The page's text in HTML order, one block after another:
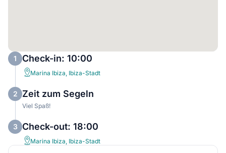
1 Check-in: 10:00
Marina Ibiza, Ibiza-Stadt
2 Zeit zum Segeln
Viel Spaß!
3 Check-out: 18:00
Marina Ibiza, Ibiza-Stadt